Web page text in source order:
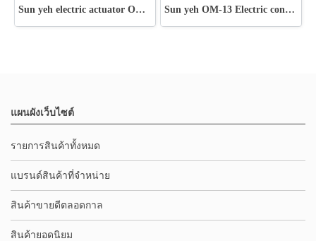
Sun yeh electric actuator OM-9~OM-12 Series Sun yeh OM-13 Electric control valve actuator
แผนผังเว็บไซต์
รายการสินค้าทั้งหมด
แบรนด์สินค้าที่จำหน่าย
สินค้าขายดีตลอดกาล
สินค้ายอดนิยม